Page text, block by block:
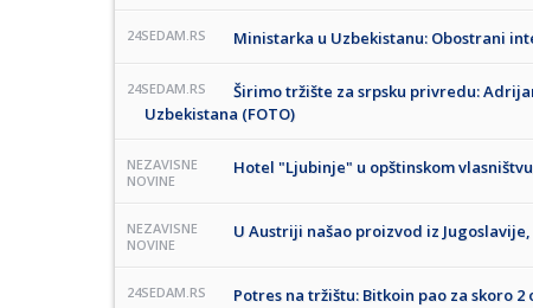
24SEDAM.RS Ministarka u Uzbekistanu: Obostrani
24SEDAM.RS
Širimo tržište za srpsku privredu:
Uzbekistana (FOTO)
NEZAVISNE
NOVINE
Hotel "Ljubinje" u opštinskom
NEZAVISNE
NOVINE
U Austriji našao proizvod iz
24SEDAM.RS Potres na tržištu: Bitkoin pao za skoro 2